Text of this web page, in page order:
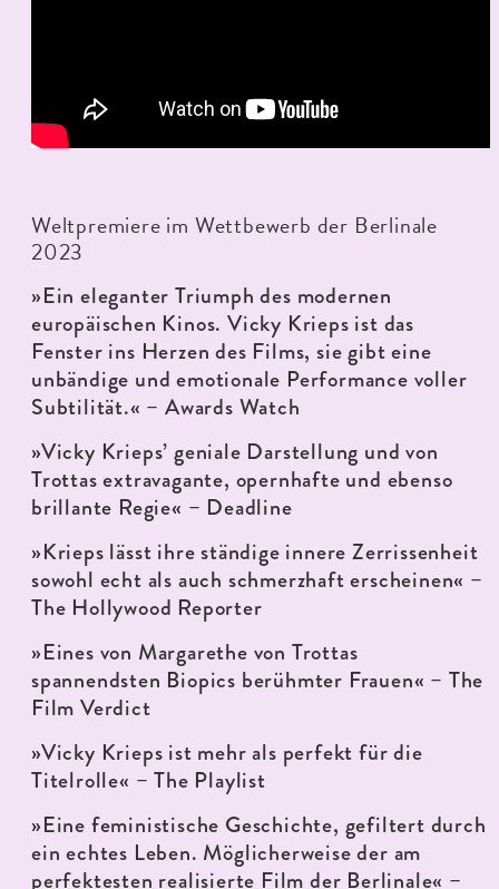
Weltpremiere im Wettbewerb der Berlinale
2023
»Ein eleganter Triumph des modernen
europäischen Kinos. Vicky Krieps ist das
Fenster ins Herzen des Films, sie gibt eine
unbändige und emotionale Performance voller
Subtilität.« – Awards Watch
»Vicky Krieps’ geniale Darstellung und von
Trottas extravagante, opernhafte und ebenso
brillante Regie« – Deadline
»Krieps lässt ihre ständige innere Zerrissenheit
sowohl echt als auch schmerzhaft erscheinen« –
The Hollywood Reporter
»Eines von Margarethe von Trottas
spannendsten Biopics berühmter Frauen« – The
Film Verdict
»Vicky Krieps ist mehr als perfekt für die
Titelrolle« – The Playlist
»Eine feministische Geschichte, gefiltert durch
ein echtes Leben. Möglicherweise der am
perfektesten realisierte Film der Berlinale« –